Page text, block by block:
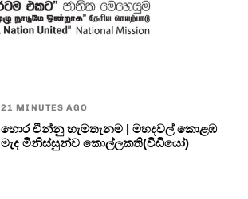
21 MINUTES AGO
හොර චීන්නු හැමතැනම | මහදවල් කොළඹ
මැද මිනිස්සුන්ව කොල්ලකති(වීඩියෝ)